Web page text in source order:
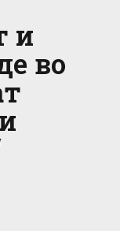
и
во